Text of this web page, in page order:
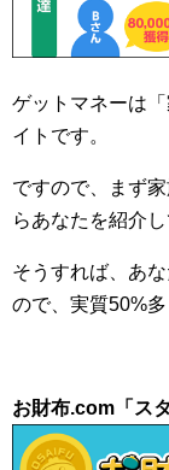
ゲットマネーは
イトです。
ですので、まず
らあなたを紹介し
そうすれば、あ
ので、実質50%
お財布.com「ス